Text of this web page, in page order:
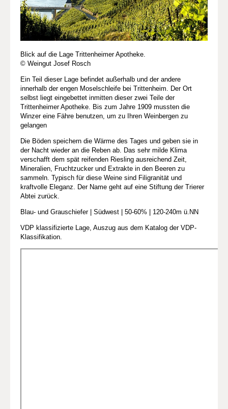
Blick auf die Lage Trittenheimer Apotheke.
© Weingut Josef Rosch
Ein Teil dieser Lage befindet außerhalb und der andere
innerhalb der engen Moselschleife bei Trittenheim. Der Ort
selbst liegt eingebettet inmitten dieser zwei Teile der
Trittenheimer Apotheke. Bis zum Jahre 1909 mussten die
Winzer eine Fähre benutzen, um zu Ihren Weinbergen zu
gelangen
Die Böden speichern die Wärme des Tages und geben sie in
der Nacht wieder an die Reben ab. Das sehr milde Klima
verschafft dem spät reifenden Riesling ausreichend Zeit,
Mineralien, Fruchtzucker und Extrakte in den Beeren zu
sammeln. Typisch für diese Weine sind Filigranität und
kraftvolle Eleganz. Der Name geht auf eine Stiftung der Trierer
Abtei zurück.
Blau- und Grauschiefer | Südwest | 50-60% | 120-240m ü.NN
VDP klassifizierte Lage, Auszug aus dem Katalog der VDP-
Klassifikation.